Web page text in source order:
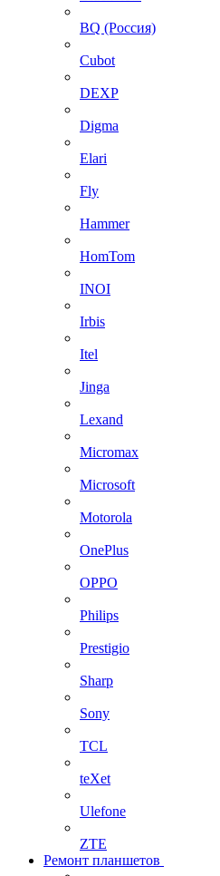
BQ (Россия)
Cubot
DEXP
Digma
Elari
Fly
Hammer
HomTom
INOI
Irbis
Itel
Jinga
Lexand
Micromax
Microsoft
Motorola
OnePlus
OPPO
Philips
Prestigio
Sharp
Sony
TCL
teXet
Ulefone
ZTE
Ремонт планшетов